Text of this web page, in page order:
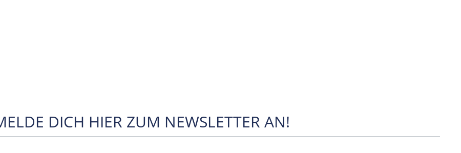
DICH HIER ZUM NEWSLETTER AN!